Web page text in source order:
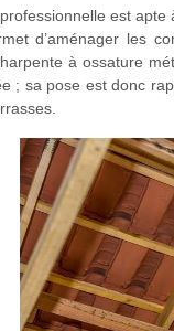
est
d’aménager les
à ossature
; sa pose est donc